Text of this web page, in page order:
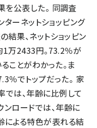
を公表した。 同調査
ーネットショッピング
果、ネットショッピン
1万2433円。73.2％が
ことがわかった。ま
％でトップだった。 家
では、年齢に比例して
ロードでは、年齢に
による特色が表れる結